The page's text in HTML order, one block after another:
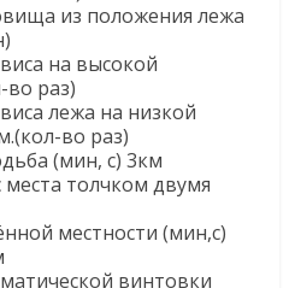
из положения лежа
на высокой
во раз)
лежа на низкой
во раз)
(мин, с) 3км
толчком двумя
местности (мин,с)
винтовки